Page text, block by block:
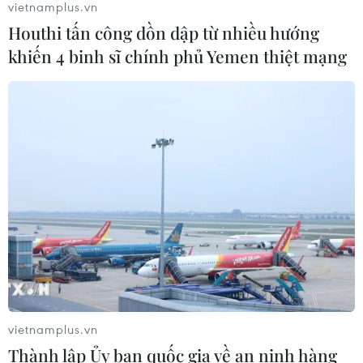
Thu hồi 89 ha đất đấu giá chọn nhà
đầu tư công trình thành phố cảng
hàng không
07/08/2026 06:46
Cần xử lý dứt điểm việc tập kết gỗ ở
hành lang an toàn giao thông Quốc
Xem thêm
vietnamplus.vn
Houthi tấn công dồn dập từ nhiều hướng
khiến 4 binh sĩ chính phủ Yemen thiệt mạng
vietnamplus.vn
Thành lập Ủy ban quốc gia về an ninh hàng